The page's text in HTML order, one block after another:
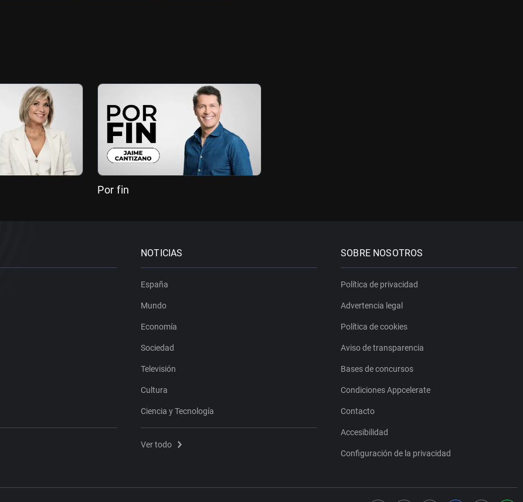
Por fin
NOTICIAS
España
Mundo
Economía
Sociedad
Televisión
Cultura
Ciencia y Tecnología
Ver todo
SOBRE NOSOTROS
Política de privacidad
Advertencia legal
Política de cookies
Aviso de transparencia
Bases de concursos
Condiciones Appcelerate
Contacto
Accesibilidad
Configuración de la privacidad